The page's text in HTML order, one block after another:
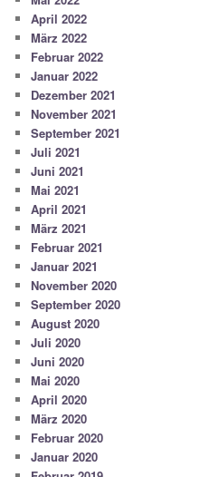
April 2022
März 2022
Februar 2022
Januar 2022
Dezember 2021
November 2021
September 2021
Juli 2021
Juni 2021
Mai 2021
April 2021
März 2021
Februar 2021
Januar 2021
November 2020
September 2020
August 2020
Juli 2020
Juni 2020
Mai 2020
April 2020
März 2020
Februar 2020
Januar 2020